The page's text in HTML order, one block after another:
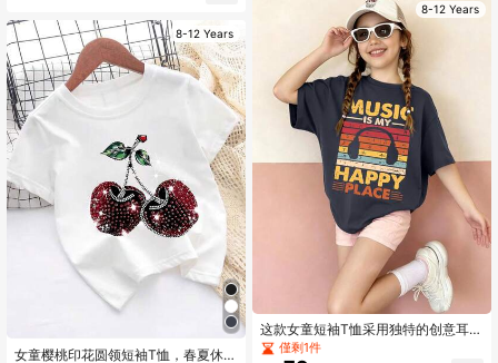
8-12 Years
女童樱桃印花圆领短袖T恤，春夏休闲
8-12 Years
这款女童短袖T恤采用独特的创意耳机
印花设计，搭配舒适的圆领，是一款
僅剩1件